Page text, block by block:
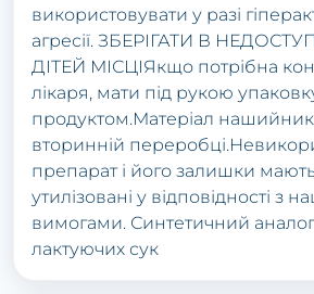
використовувати у разі
агресії. ЗБЕРІГАТИ В
ДІТЕЙ МІСЦІЯкщо потрібна
лікаря, мати під рукою
продуктом.Матеріал
вторинній
препарат і його залишки
утилізовані у відповідності з
вимогами. Синтетичний
лактуючих сук